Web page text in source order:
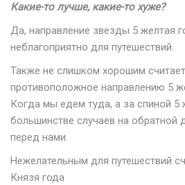
Какие-то лучше, какие-то хуже?
Да, направление звезды 5 желтая
неблагоприятно для путешествий.
Также не слишком хорошим
противоположное направлению 5
Когда мы едем туда, а за спиной 5
большинстве случаев на обратной
перед нами.
Нежелательным для путешествий
Князя года